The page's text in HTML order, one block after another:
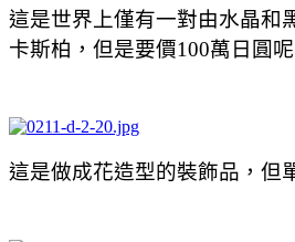
這是世界上僅有一對由水晶和
卡斯柏，但是要價100萬日圓呢
這是做成花造型的裝飾品，但